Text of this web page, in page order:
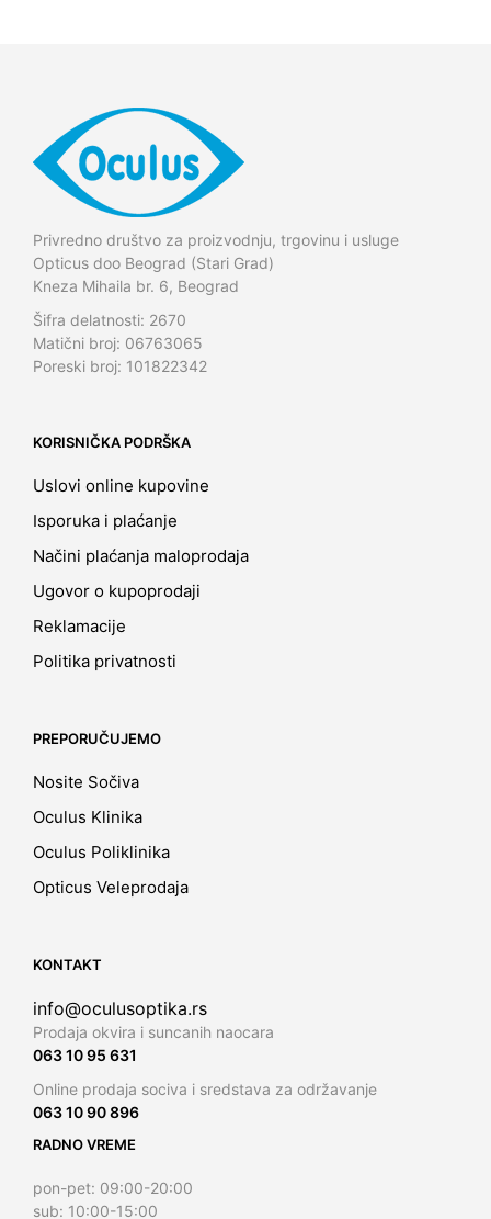
Privredno društvo za proizvodnju, trgovinu i usluge
Opticus doo Beograd (Stari Grad)
Kneza Mihaila br. 6, Beograd
Šifra delatnosti: 2670
Matični broj: 06763065
Poreski broj: 101822342
KORISNIČKA PODRŠKA
Uslovi online kupovine
Isporuka i plaćanje
Načini plaćanja maloprodaja
Ugovor o kupoprodaji
Reklamacije
Politika privatnosti
PREPORUČUJEMO
Nosite Sočiva
Oculus Klinika
Oculus Poliklinika
Opticus Veleprodaja
KONTAKT
info@oculusoptika.rs
Prodaja okvira i suncanih naocara
063 10 95 631
Online prodaja sociva i sredstava za održavanje
063 10 90 896
RADNO VREME
pon-pet: 09:00-20:00
sub: 10:00-15:00